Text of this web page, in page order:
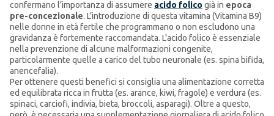
confermano l’importanza di assumere acido folico già in epoca
pre-concezionale. L’introduzione di questa vitamina (Vitamina B9)
nelle donne in età fertile che programmano o non escludono una
gravidanza è fortemente raccomandata. L'acido folico è essenziale
nella prevenzione di alcune malformazioni congenite,
particolarmente quelle a carico del tubo neuronale (es. spina bifida,
anencefalia).
Per ottenere questi benefici si consiglia una alimentazione corretta
ed equilibrata ricca in frutta (es. arance, kiwi, fragole) e verdura (es.
spinaci, carciofi, indivia, bieta, broccoli, asparagi). Oltre a questo,